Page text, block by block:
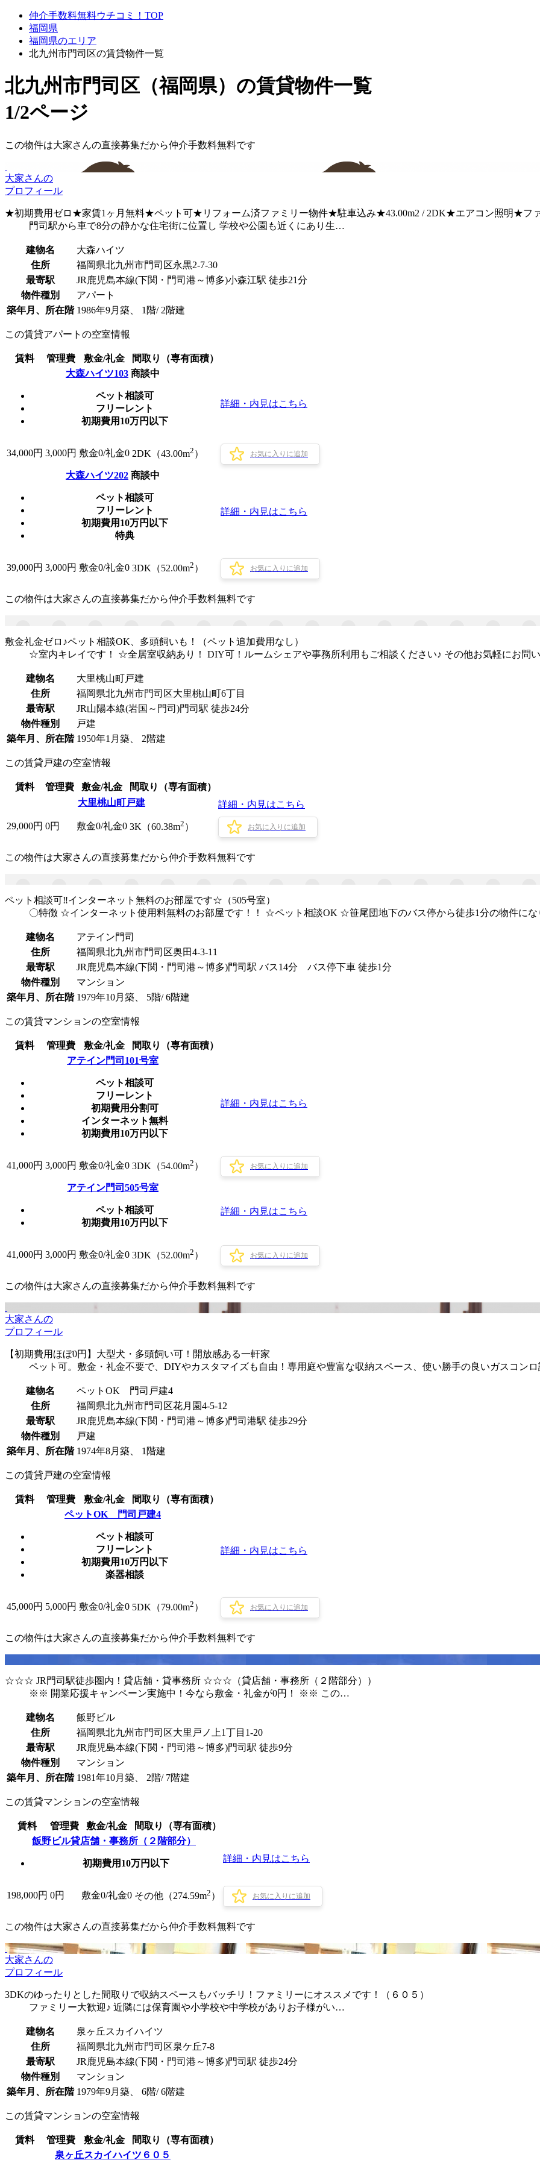
仲介手数料無料ウチコミ！TOP
福岡県
福岡県のエリア
北九州市門司区の賃貸物件一覧
北九州市門司区（福岡県） の賃貸物件一覧
1/2ページ
この物件は大家さんの直接募集だから仲介手数料無料です
大家さんの
プロフィール
★初期費用ゼロ★家賃1ヶ月無料★ペット可★リフォーム済ファミリー物件★駐車込み★43.00m2 / 2DK★エアコン照明★フ
門司駅から車で8分の静かな住宅街に位置し 学校や公園も近くにあり生…
建物名
大森ハイツ
住所
福岡県北九州市門司区永黒2-7-30
最寄駅
JR鹿児島本線(下関・門司港～博多)小森江駅 徒歩21分
物件種別
アパート
築年月、所在階 1986年9月築、 1階/ 2階建
この賃貸アパートの空室情報
賃料 管理費 敷金/礼金
間取り（専有面積）
大森ハイツ103 商談中
ペット相談可
フリーレント
初期費用10万円以下
詳細・内見はこちら
34,000円 3,000円 敷金0/礼金0 2DK（43.00m2 ） お気に入りに追加
大森ハイツ202 商談中
ペット相談可
フリーレント
初期費用10万円以下
特典
詳細・内見はこちら
39,000円 3,000円 敷金0/礼金0 3DK（52.00m2 ） お気に入りに追加
この物件は大家さんの直接募集だから仲介手数料無料です
敷金礼金ゼロ♪ペット相談OK、多頭飼いも！（ペット追加費用なし）
☆室内キレイです！ ☆全居室収納あり！ DIY可！ルームシェアや事務所利用もご相談ください♪ その他お気軽にお問い
建物名
大里桃山町戸建
住所
福岡県北九州市門司区大里桃山町6丁目
最寄駅
JR山陽本線(岩国～門司)門司駅 徒歩24分
物件種別
戸建
築年月、所在階 1950年1月築、 2階建
この賃貸戸建の空室情報
賃料 管理費 敷金/礼金
間取り（専有面積）
大里桃山町戸建
詳細・内見はこちら
29,000円 0円 敷金0/礼金0 3K（60.38m2 ） お気に入りに追加
この物件は大家さんの直接募集だから仲介手数料無料です
ペット相談可‼インターネット無料のお部屋です☆（505号室）
〇特徴 ☆インターネット使用料無料のお部屋です！！ ☆ペット相談OK ☆笹尾団地下のバス停から徒歩1分の物件に
建物名
アテイン門司
住所
福岡県北九州市門司区奥田4-3-11
最寄駅
JR鹿児島本線(下関・門司港～博多)門司駅 バス14分 バス停下車 徒歩1分
物件種別
マンション
築年月、所在階 1979年10月築、 5階/ 6階建
この賃貸マンションの空室情報
賃料 管理費 敷金/礼金
間取り（専有面積）
アテイン門司101号室
ペット相談可
フリーレント
初期費用分割可
インターネット無料
初期費用10万円以下
詳細・内見はこちら
41,000円 3,000円 敷金0/礼金0 3DK（54.00m2 ） お気に入りに追加
アテイン門司505号室
ペット相談可
初期費用10万円以下
詳細・内見はこちら
41,000円 3,000円 敷金0/礼金0 3DK（52.00m2 ） お気に入りに追加
この物件は大家さんの直接募集だから仲介手数料無料です
大家さんの
プロフィール
【初期費用ほぼ0円】大型犬・多頭飼い可！開放感ある一軒家
ペット可。敷金・礼金不要で、DIYやカスタマイズも自由！専用庭や豊富な収納スペース、使い勝手の良いガスコン
建物名
ペットOK 門司戸建4
住所
福岡県北九州市門司区花月園4-5-12
最寄駅
JR鹿児島本線(下関・門司港～博多)門司港駅 徒歩29分
物件種別
戸建
築年月、所在階 1974年8月築、 1階建
この賃貸戸建の空室情報
賃料 管理費 敷金/礼金
間取り（専有面積）
ペットOK 門司戸建4
ペット相談可
フリーレント
初期費用10万円以下
楽器相談
詳細・内見はこちら
45,000円 5,000円 敷金0/礼金0 5DK（79.00m2 ） お気に入りに追加
この物件は大家さんの直接募集だから仲介手数料無料です
☆☆☆ JR門司駅徒歩圏内！貸店舗・貸事務所 ☆☆☆（貸店舗・事務所（２階部分））
※※ 開業応援キャンペーン実施中！今なら敷金・礼金が0円！ ※※ この…
建物名
飯野ビル
住所
福岡県北九州市門司区大里戸ノ上1丁目1-20
最寄駅
JR鹿児島本線(下関・門司港～博多)門司駅 徒歩9分
物件種別
マンション
築年月、所在階 1981年10月築、 2階/ 7階建
この賃貸マンションの空室情報
賃料 管理費 敷金/礼金
間取り（専有面積）
飯野ビル貸店舗・事務所（２階部分）
初期費用10万円以下 詳細・内見はこちら
198,000円 0円 敷金0/礼金0 その他（274.59m2 ） お気に入りに追加
この物件は大家さんの直接募集だから仲介手数料無料です
大家さんの
プロフィール
3DKのゆったりとした間取りで収納スペースもバッチリ！ファミリーにオススメです！（６０５）
ファミリー大歓迎♪ 近隣には保育園や小学校や中学校がありお子様がい…
建物名
泉ヶ丘スカイハイツ
住所
福岡県北九州市門司区泉ケ丘7-8
最寄駅
JR鹿児島本線(下関・門司港～博多)門司駅 徒歩24分
物件種別
マンション
築年月、所在階 1979年9月築、 6階/ 6階建
この賃貸マンションの空室情報
賃料 管理費 敷金/礼金
間取り（専有面積）
泉ヶ丘スカイハイツ６０５